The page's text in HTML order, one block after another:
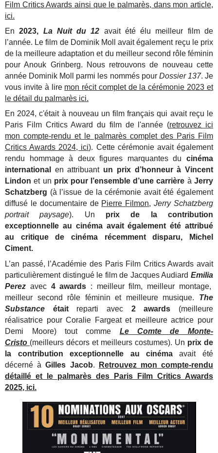
Film Critics Awards ainsi que le palmarès, dans mon article,
ici.
En2023, La Nuit du 12 avait été élu meilleur film de
l’année. Le film de Dominik Moll avait également reçu le prix
de la meilleure adaptation et du meilleur second rôle féminin
pour Anouk Grinberg. Nous retrouvons de nouveau cette
année Dominik Moll parmi les nommés pour Dossier 137. Je
vous invite à lire mon récit complet de la cérémonie 2023 et
le détail du palmarès ici.
En 2024, c'était à nouveau un film français qui avait reçu le
Paris Film Critics Award du film de l'année (retrouvez ici
mon compte-rendu et le palmarès complet des Paris Film
Critics Awards 2024, ici). Cette cérémonie avait également
rendu hommage à deux figures marquantes du cinéma
international en attribuant un prix d’honneur à Vincent
Lindon et un prix pour l’ensemble d’une carrière àJerry
Schatzberg (à l’issue de la cérémonie avait été également
diffusé le documentaire de Pierre Filmon,Jerry Schatzberg
portrait paysage). Un prix de la contribution
exceptionnelle au cinéma avait également été attribué
au critique de cinéma récemment disparu, Michel
Ciment.
L’an passé, l’Académie des Paris Film Critics Awards avait
particulièrement distingué le film de Jacques Audiard Emilia
Perez avec 4 awards : meilleur film, meilleur montage,
meilleur second rôle féminin et meilleure musique. The
Substance étaitreparti avec 2 awards (meilleure
réalisatrice pour Coralie Fargeat et meilleure actrice pour
Demi Moore) tout comme Le Comte de Monte-
Cristo (meilleurs décors et meilleurs costumes). Un prix de
la contribution exceptionnelle au cinémaavait été
décerné àGilles Jacob.
Retrouvez mon compte-rendu
détaillé et le palmarès des Paris Film Critics Awards
2025, ici.